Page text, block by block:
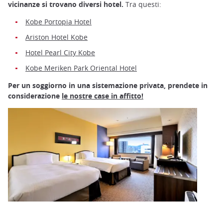
vicinanze si trovano diversi hotel. Tra questi:
Kobe Portopia Hotel
Ariston Hotel Kobe
Hotel Pearl City Kobe
Kobe Meriken Park Oriental Hotel
Per un soggiorno in una sistemazione privata, prendete in
considerazione le nostre case in affitto!